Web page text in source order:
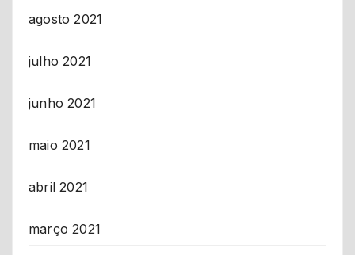
agosto 2021
julho 2021
junho 2021
maio 2021
abril 2021
março 2021